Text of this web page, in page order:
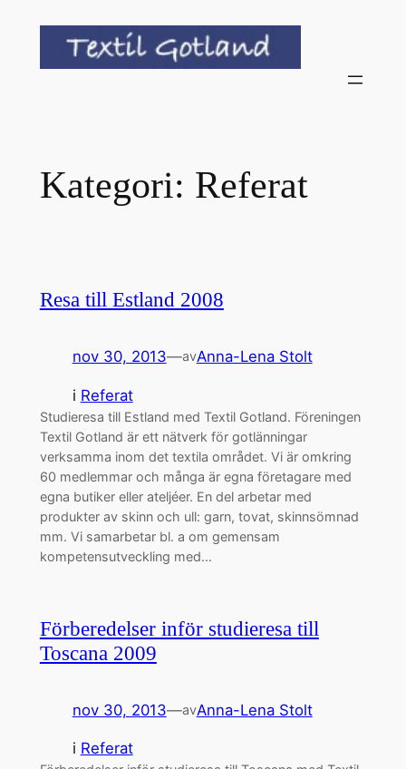
innehåll
Kategori: Referat
Resa till Estland 2008
nov 30, 2013—avAnna-Lena Stolt
i Referat
Studieresa till Estland med Textil Gotland. Föreningen
Textil Gotland är ett nätverk för gotlänningar
verksamma inom det textila området. Vi är omkring
60 medlemmar och många är egna företagare med
egna butiker eller ateljéer. En del arbetar med
produkter av skinn och ull: garn, tovat, skinnsömnad
mm. Vi samarbetar bl. a om gemensam
kompetensutveckling med…
Förberedelser inför studieresa till
Toscana 2009
nov 30, 2013—avAnna-Lena Stolt
i Referat